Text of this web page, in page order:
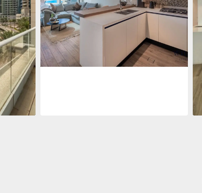
Квартира688 011 $
Jumeirah Living Marina Gate
Jumeirah Living Marina Gate, Marina
Gate, Dubai Marina, Dubai
12 73 м²